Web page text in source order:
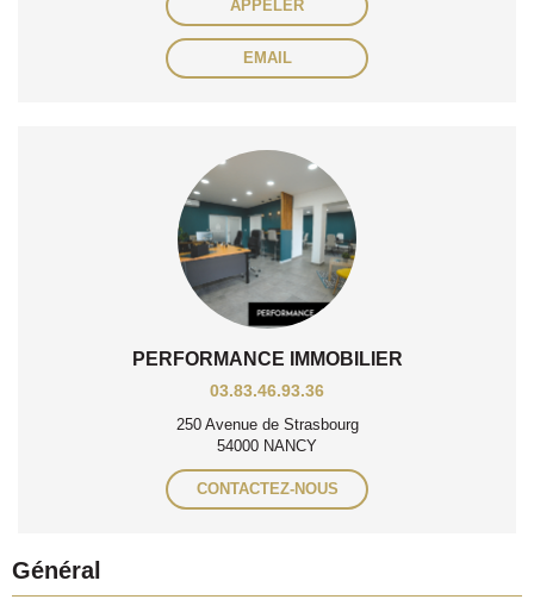
APPELER
EMAIL
PERFORMANCE IMMOBILIER
03.83.46.93.36
250 Avenue de Strasbourg
54000 NANCY
CONTACTEZ-NOUS
Général